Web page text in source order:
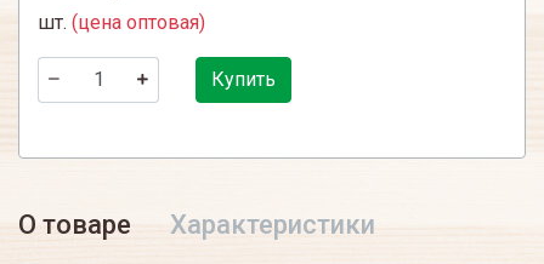
шт. (цена оптовая)
Купить
О товаре Характеристики